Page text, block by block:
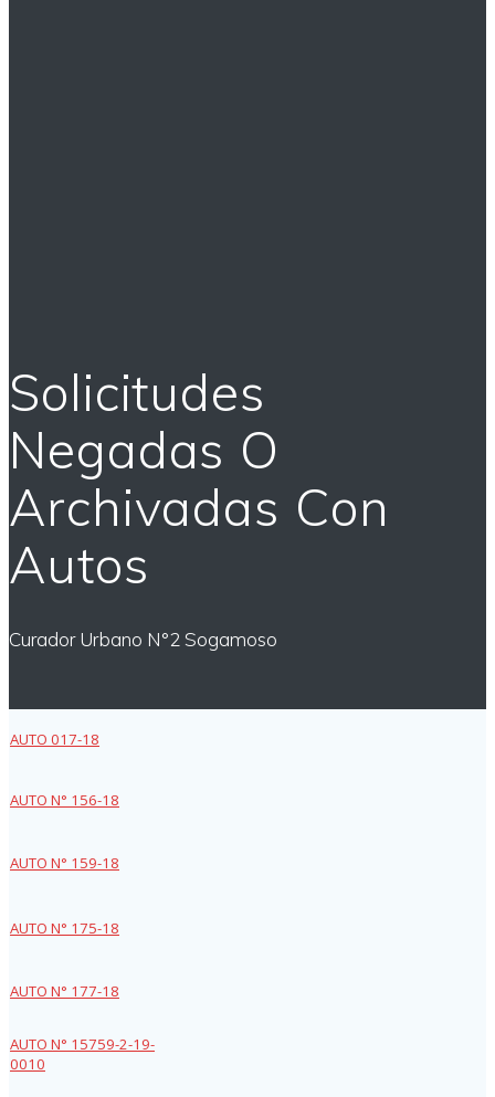
Solicitudes
Negadas O
Archivadas Con
Autos
Curador Urbano N°2 Sogamoso
AUTO 017-18
AUTO N° 156-18
AUTO N° 159-18
AUTO N° 175-18
AUTO N° 177-18
AUTO N° 15759-2-19-
0010